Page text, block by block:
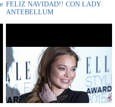
FELIZ NAVIDAD!! CON LADY
ANTEBELLUM